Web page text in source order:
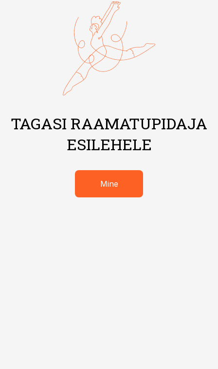
TAGASI RAAMATUPIDAJA
ESILEHELE
Mine